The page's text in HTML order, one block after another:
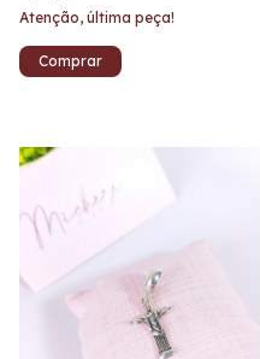
Atenção, última peça!